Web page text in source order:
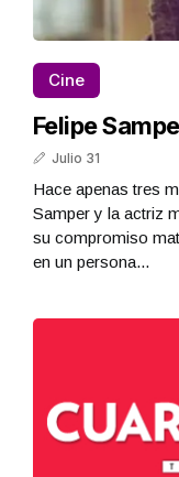
Cine
Felipe
Julio 31
Hace apenas tres
Samper y la actriz
su compromiso
en un persona...